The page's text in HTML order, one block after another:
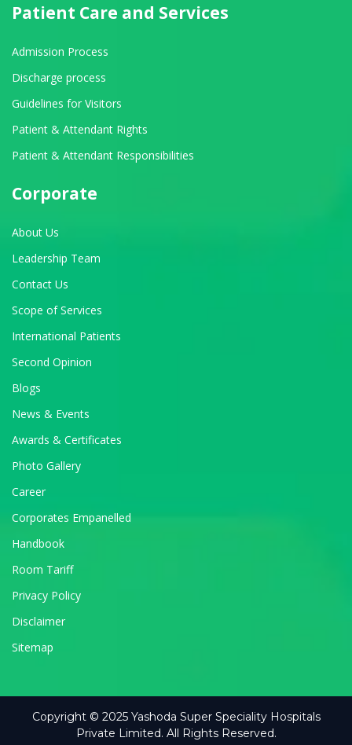
Patient Care and Services
Admission Process
Discharge process
Guidelines for Visitors
Patient & Attendant Rights
Patient & Attendant Responsibilities
Corporate
About Us
Leadership Team
Contact Us
Scope of Services
International Patients
Second Opinion
Blogs
News & Events
Awards & Certificates
Photo Gallery
Career
Corporates Empanelled
Handbook
Room Tariff
Privacy Policy
Disclaimer
Sitemap
Copyright © 2025 Yashoda Super Speciality Hospitals
Private Limited. All Rights Reserved.